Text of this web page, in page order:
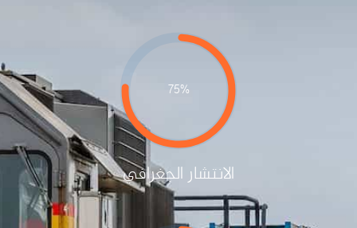
75%
الانتشار الجغرافي